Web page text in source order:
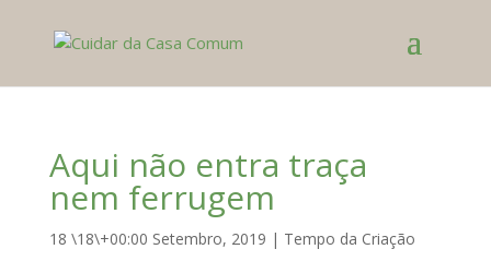
Aqui não entra traça
nem ferrugem
18 \18\+00:00 Setembro, 2019 | Tempo da Criação